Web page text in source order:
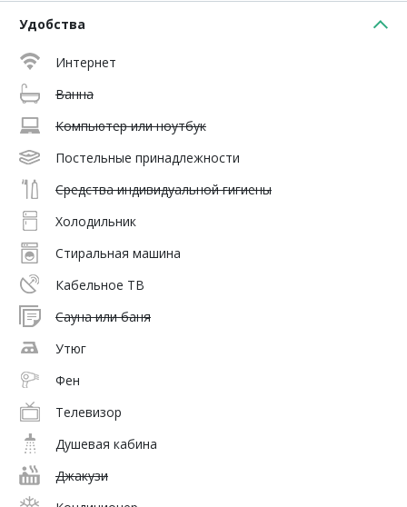
Удобства
Интернет
Ванна
Компьютер или ноутбук
Постельные принадлежности
Средства индивидуальной гигиены
Холодильник
Стиральная машина
Кабельное ТВ
Сауна или баня
Утюг
Фен
Телевизор
Душевая кабина
Джакузи